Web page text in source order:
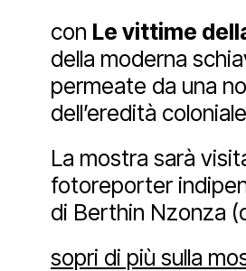
Facebook
con Le vittime
della moderna
permeate da una
dell’eredità
La mostra sarà
fotoreporter
di Berthin Nzonza
sopri di più sulla